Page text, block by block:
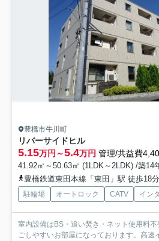
豊橋市牛川町
リバーサイドヒル
5.15万円～5.4万円 管理/共益費
41.92㎡～50.63㎡ (1LDK～2LDK) /築14
豊橋鉄道東田本線「東田」駅 徒歩18分
駐輪場 オートロック CATV イン
室内設備はBS・追い焚き・ネット使用料
ごしやすいお部屋になっております。高速